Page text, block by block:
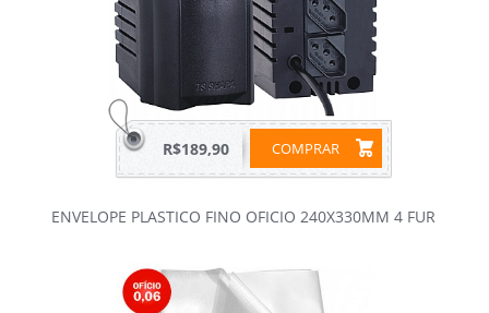
COMPRAR
R$189,90
ENVELOPE PLASTICO FINO OFICIO 240X330MM 4 FUR